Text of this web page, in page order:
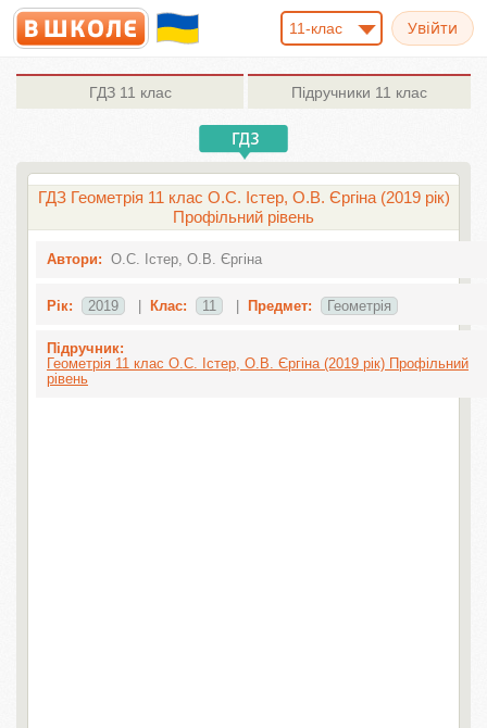
11-клас
ГДЗ11 клас Підручники 11 клас
ГДЗ Геометрія 11 клас О.С. Істер, О.В. Єргіна (2019 рік)
Профільний рівень
Автори: О.С. Істер, О.В. Єргіна
Рік: 2019 Клас: 11 Предмет: Геометрія
Підручник:
Геометрія 11 клас О.С. Істер, О.В. Єргіна (2019 рік) Профільний
рівень